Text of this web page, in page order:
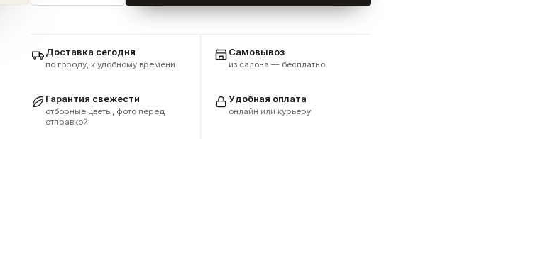
Доставка сегодня
по городу, к удобному времени
Самовывоз
из салона — бесплатно
Гарантия свежести
отборные цветы, фото перед
отправкой
Удобная оплата
онлайн или курьеру